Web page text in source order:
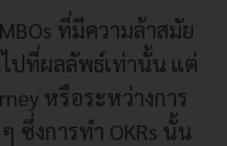
ที่มีความล้าสมัย
ปที่ผลลัพธ์เท่านั้น แต่
หรือระหว่างการ
ซึ่งการทำ OKRs นั้น